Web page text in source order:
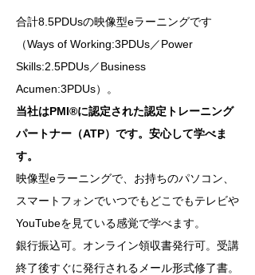
合計8.5PDUsの映像型eラーニングです
（Ways of Working:3PDUs／Power
Skills:2.5PDUs／Business
Acumen:3PDUs）。
当社はPMI®に認定された認定トレーニング
パートナー（ATP）です。安心して学べま
す。
映像型eラーニングで、お持ちのパソコン、
スマートフォンでいつでもどこでもテレビや
YouTubeを見ている感覚で学べます。
銀行振込可。オンライン領収書発行可。受講
終了後すぐに発行されるメール形式修了書。